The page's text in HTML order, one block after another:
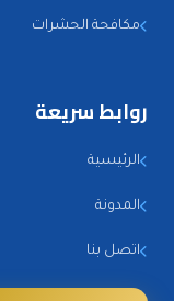
مكافحة الحشرات
روابط سريعة
الرئيسية
المدونة
اتصل بنا